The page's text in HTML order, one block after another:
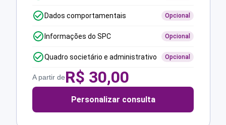
Dados comportamentais Opcional
Informações do SPC Opcional
Quadro societário e administrativo Opcional
A partir deR$ 30,00
Personalizar consulta